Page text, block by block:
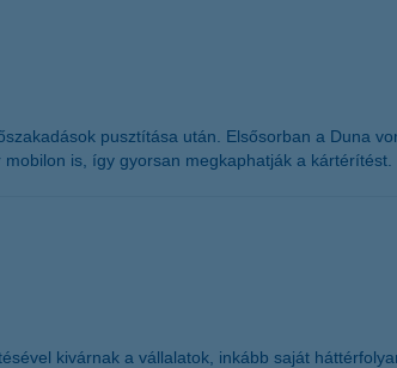
pusztítása után. Elsősorban a Duna
is, így gyorsan megkaphatják a kártérítést.
kivárnak a vállalatok, inkább saját